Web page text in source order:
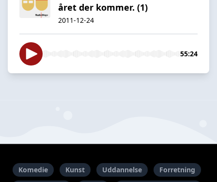
året der kommer. (1)
2011-12-24
55:24
Komedie Kunst Uddannelse
Forretning